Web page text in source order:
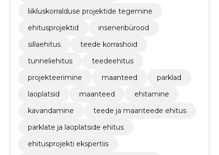
liikluskorralduse projektide tegemine
ehitusprojektid
inseneribürood
sillaehitus
teede korrashoid
tunneliehitus
teedeehitus
projekteerimine
maanteed
parklad
laoplatsid
maanteed
ehitamine
kavandamine
teede ja maanteede ehitus
parklate ja laoplatside ehitus
ehitusprojekti ekspertiis